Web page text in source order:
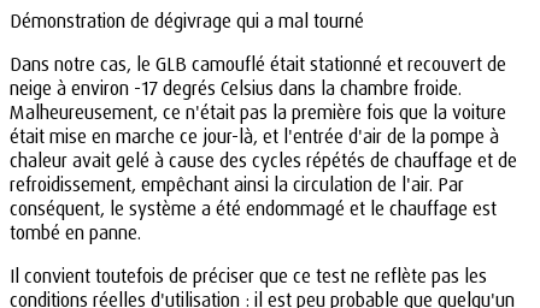
Démonstration de dégivrage qui a mal tourné
Dans notre cas, le GLB camouflé était stationné et recouvert de
neige à environ -17 degrés Celsius dans la chambre froide.
Malheureusement, ce n'était pas la première fois que la voiture
était mise en marche ce jour-là, et l'entrée d'air de la pompe à
chaleur avait gelé à cause des cycles répétés de chauffage et de
refroidissement, empêchant ainsi la circulation de l'air. Par
conséquent, le système a été endommagé et le chauffage est
tombé en panne.
Il convient toutefois de préciser que ce test ne reflète pas les
conditions réelles d'utilisation : il est peu probable que quelqu'un